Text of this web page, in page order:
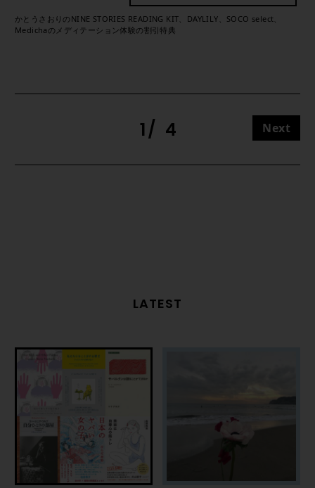
かとうさおりのNINE STORIES READING KIT、DAYLILY、SOCO select、
Medichaのメディテーション体験の割引特典
Next
1 4
LATEST